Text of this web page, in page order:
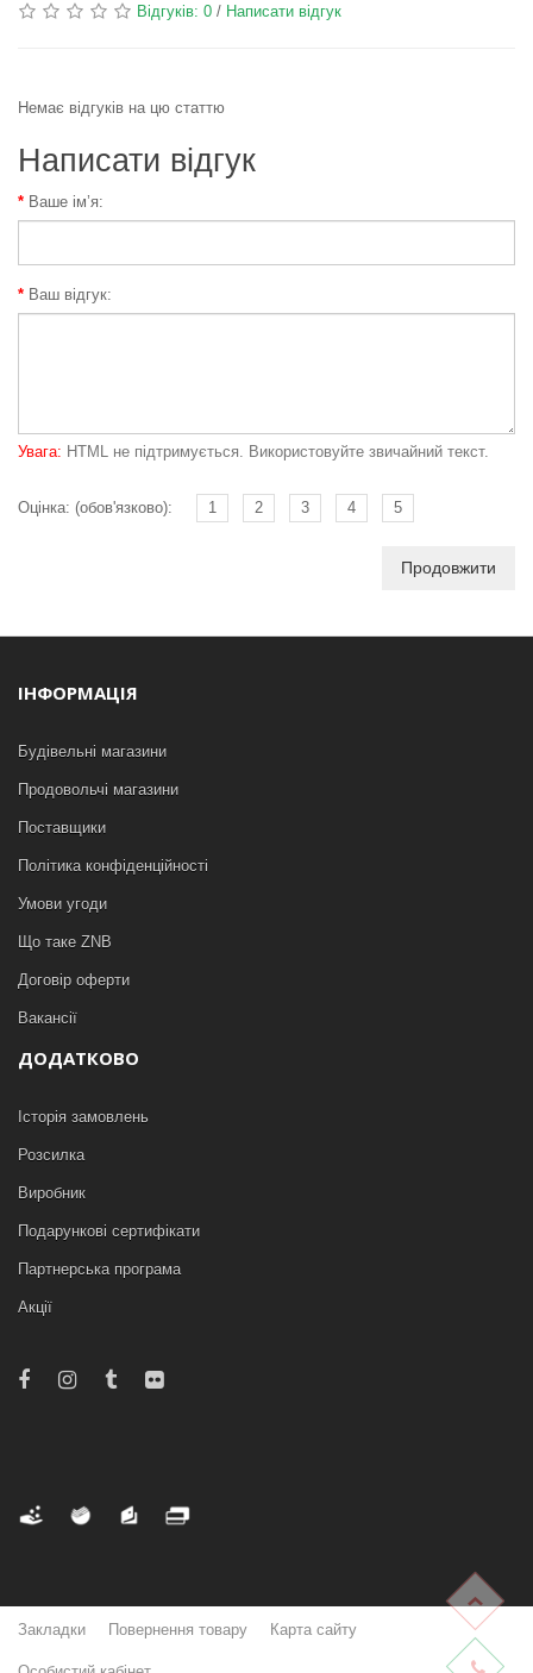
Відгуків: 0 / Написати відгук
Немає відгуків на цю статтю
Написати відгук
Ваше ім’я:
Ваш відгук:
Увага: HTML не підтримується. Використовуйте звичайний текст.
Оцінка: (обов'язково): 1 2 3 4 5
Продовжити
ІНФОРМАЦІЯ
Будівельні магазини
Продовольчі магазини
Поставщики
Політика конфіденційності
Умови угоди
Що таке ZNB
Договір оферти
Вакансії
ДОДАТКОВО
Історія замовлень
Розсилка
Виробник
Подарункові сертифікати
Партнерська програма
Акції
Закладки Повернення товару Карта сайту